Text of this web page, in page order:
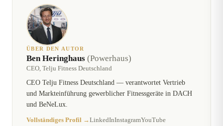
ÜBER DEN AUTOR
Ben Heringhaus (Powerhaus)
CEO, Telju Fitness Deutschland
CEO Telju Fitness Deutschland — verantwortet Vertrieb
und Markteinführung gewerblicher Fitnessgeräte in DACH
und BeNeLux.
Vollständiges Profil →LinkedInInstagramYouTube